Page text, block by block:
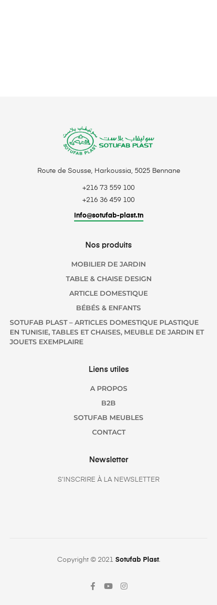
Route de Sousse, Harkoussia, 5025 Bennane
+216 73 559 100
+216 36 459 100
info@sotufab-plast.tn
Nos produits
MOBILIER DE JARDIN
TABLE & CHAISE DESIGN
ARTICLE DOMESTIQUE
BÉBÉS & ENFANTS
SOTUFAB PLAST – ARTICLES DOMESTIQUE PLASTIQUE
EN TUNISIE, TABLES ET CHAISES, MEUBLE DE JARDIN ET
JOUETS EXEMPLAIRE
Liens utiles
A PROPOS
B2B
SOTUFAB MEUBLES
CONTACT
Newsletter
S’INSCRIRE À LA NEWSLETTER
Copyright © 2021 Sotufab Plast.